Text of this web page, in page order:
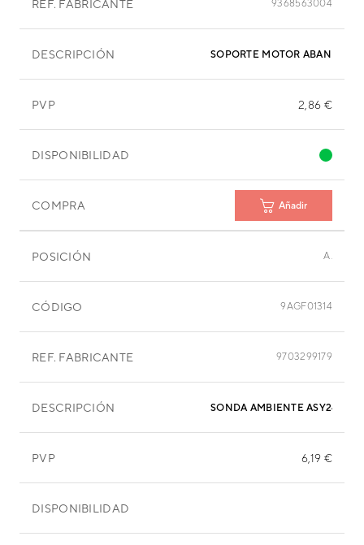
REF. FABRICANTE 9368563004
DESCRIPCIÓN SOPORTE MOTOR ABANICO
PVP 2,86 €
DISPONIBILIDAD
COMPRA Añadir
POSICIÓN A.
CÓDIGO 9AGF01314
REF. FABRICANTE 9703299179
DESCRIPCIÓN
PVP 6,19 €
DISPONIBILIDAD